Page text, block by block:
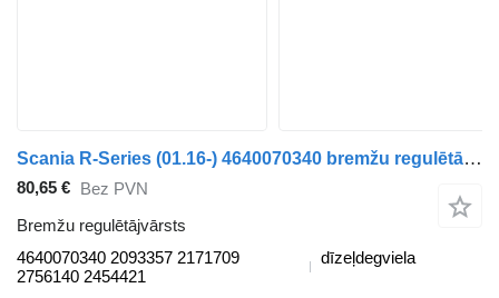
Scania R-Series (01.16-) 4640070340 bremžu regulētājvārsts paredzēts Scania L,P,G,R,S-series (2016-) vilcēja
80,65 € Bez PVN
Bremžu regulētājvārsts
4640070340 2093357 2171709
2756140 2454421
dīzeļdegviela